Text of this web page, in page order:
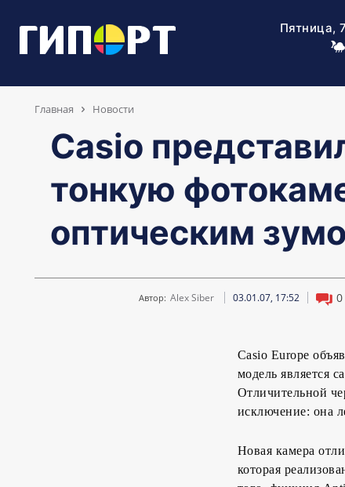
Пятница,
Главная Новости
Casio
тонкую
оптическим
Автор: Alex Siber 03.01.07, 17:52 0
Casio Europe
модель является
Отличительной
исключение: она
Новая камера
которая